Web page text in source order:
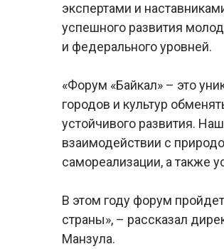
экспертами и
успешного развития
и федерального
«Форум «Байкал» – это
городов и культур
устойчивого развития.
взаимодействии с
самореализации, а также
В этом году форум
страны», – рассказал
Манзула.